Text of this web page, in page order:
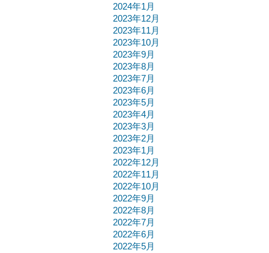
2024年1月
2023年12月
2023年11月
2023年10月
2023年9月
2023年8月
2023年7月
2023年6月
2023年5月
2023年4月
2023年3月
2023年2月
2023年1月
2022年12月
2022年11月
2022年10月
2022年9月
2022年8月
2022年7月
2022年6月
2022年5月